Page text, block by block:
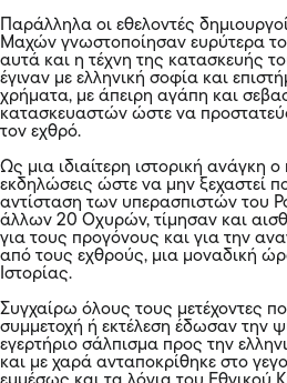
Παράλληλα οι εθελοντές
Μαχών γνωστοποίησαν ευρύτερα
αυτά και η τέχνη της κατασκευής
έγιναν με ελληνική σοφία και
χρήματα, με άπειρη αγάπη και
κατασκευαστών ώστε να
τον εχθρό.
Ως μια ιδιαίτερη ιστορική ανάγκη ο
εκδηλώσεις ώστε να μην ξεχαστεί
αντίσταση των υπερασπιστών του
άλλων 20 Οχυρών, τίμησαν και
για τους προγόνους και για την
από τους εχθρούς, μια μοναδική
Ιστορίας.
Συγχαίρω όλους τους μετέχοντες
συμμετοχή ή εκτέλεση έδωσαν την
εγερτήριο σάλπισμα προς την
και με χαρά ανταποκρίθηκε στο